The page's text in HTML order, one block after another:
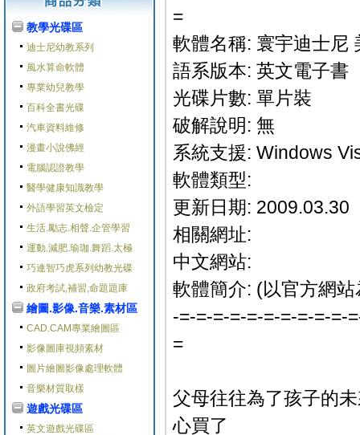
教學光碟區
迪士尼幼教系列
風水算命軟體
專業幼兒教學
百科全書光碟
汽車資料維修
漫畫小說佛經
電腦認證教學
醫學健康知識教學
外語學習英文檢定
生活.勵志.相聲.企管學習
運動.減肥.瑜珈.舞蹈.太極
巧連智巧虎系列幼教光碟
政府考試,補習,命題題庫
繪圖.影像.音樂.素材區
CAD.CAM專業繪圖區
影像圖庫視頻素材
圖片繪圖影像處理軟體
音樂材質取樣
遊戲光碟區
英文遊戲光碟區
=
軟體名稱: 寰宇迪士尼
語系版本: 英文電子書
光碟片數: 單片裝
破解說明: 無
系統支援: Windows
軟體類型:
更新日期: 2009.03.30
相關網址:
中文網站:
軟體簡介: (以官方網站
-=-=-=-=-=-=-=-=-=-=-
=
父母往往為了孩子的
心買了